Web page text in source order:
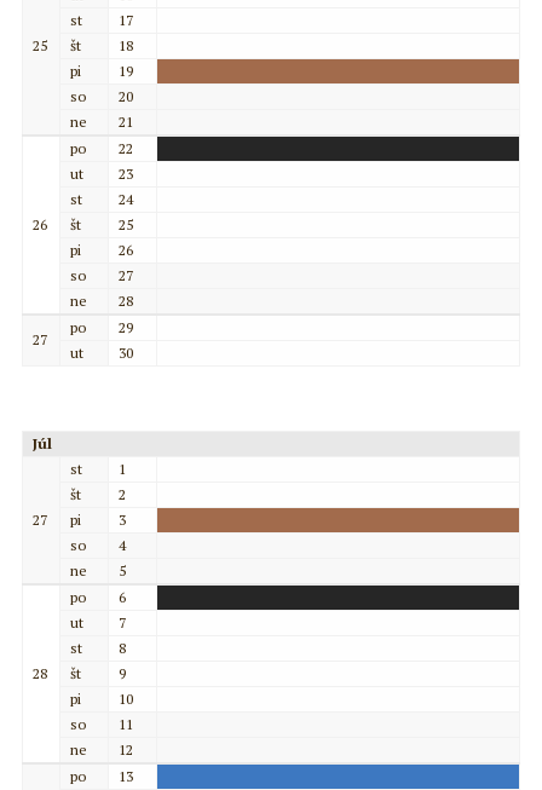
25
st
17
št
18
pi
19
so
20
ne
21
26
po
22
ut
23
st
24
št
25
pi
26
so
27
ne
28
27
po
29
ut
30
Júl
27
st
1
št
2
pi
3
so
4
ne
5
28
po
6
ut
7
st
8
št
9
pi
10
so
11
ne
12
po
13